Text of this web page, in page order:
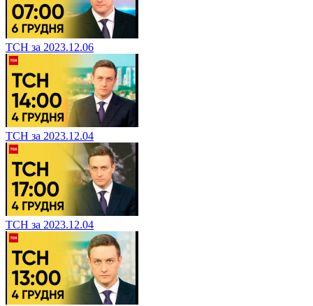
ТСН за 2023.12.06
ТСН за 2023.12.04
ТСН за 2023.12.04